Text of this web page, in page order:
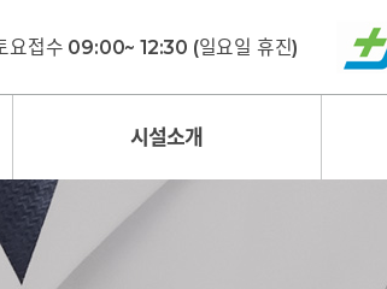
접수 09:00~ 12:30 (일요일 휴진)
시설소개